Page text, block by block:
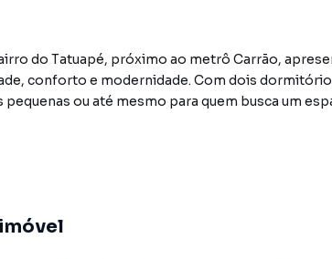
do Tatuapé, próximo ao metrô Carrão,
conforto e modernidade. Com dois
pequenas ou até mesmo para quem busca um
por uma sala ampla e arejada, proporcionando